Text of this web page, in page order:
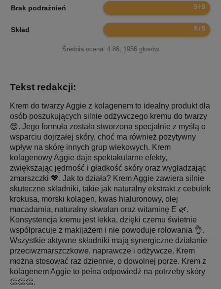
Brak podrażnień 10
Skład 10
Średnia ocena: 4.86, 1956 głosów
Tekst redakcji:
Krem do twarzy Aggie z kolagenem to idealny produkt dla
osób poszukujących silnie odżywczego kremu do twarzy
😍. Jego formuła została stworzona specjalnie z myślą o
wsparciu dojrzałej skóry, choć ma również pozytywny
wpływ na skórę innych grup wiekowych. Krem
kolagenowy Aggie daje spektakularne efekty,
zwiększając jędrność i gładkość skóry oraz wygładzając
zmarszczki 💖. Jak to działa? Krem Aggie zawiera silnie
skuteczne składniki, takie jak naturalny ekstrakt z cebulek
krokusa, morski kolagen, kwas hialuronowy, olej
macadamia, naturalny skwalan oraz witaminę E 🌿.
Konsystencja kremu jest lekka, dzięki czemu świetnie
współpracuje z makijażem i nie powoduje rolowania 👌.
Wszystkie aktywne składniki mają synergiczne działanie
przeciwzmarszczkowe, naprawcze i odżywcze. Krem
można stosować raz dziennie, o dowolnej porze. Krem z
kolagenem Aggie to pełna odpowiedź na potrzeby skóry
👏👏👏.